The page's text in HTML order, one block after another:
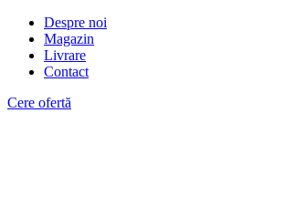
Despre noi
Magazin
Livrare
Contact
Cere ofertă